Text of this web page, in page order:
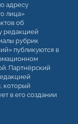
адресу
лица»
об
редакцией
рубрик
публикуются в
Партнёрский
который
в его создании